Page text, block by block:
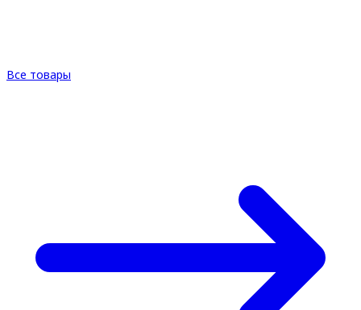
Все товары